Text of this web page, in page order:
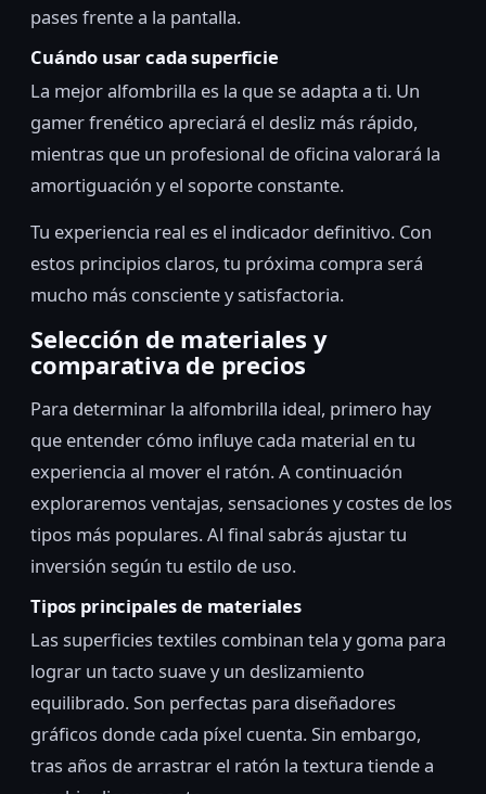
pases frente a la pantalla.
Cuándo usar cada superficie
La mejor alfombrilla es la que se adapta a ti. Un
gamer frenético apreciará el desliz más rápido,
mientras que un profesional de oficina valorará la
amortiguación y el soporte constante.
Tu experiencia real es el indicador definitivo. Con
estos principios claros, tu próxima compra será
mucho más consciente y satisfactoria.
Selección de materiales y
comparativa de precios
Para determinar la alfombrilla ideal, primero hay
que entender cómo influye cada material en tu
experiencia al mover el ratón. A continuación
exploraremos ventajas, sensaciones y costes de los
tipos más populares. Al final sabrás ajustar tu
inversión según tu estilo de uso.
Tipos principales de materiales
Las superficies textiles combinan tela y goma para
lograr un tacto suave y un deslizamiento
equilibrado. Son perfectas para diseñadores
gráficos donde cada píxel cuenta. Sin embargo,
tras años de arrastrar el ratón la textura tiende a